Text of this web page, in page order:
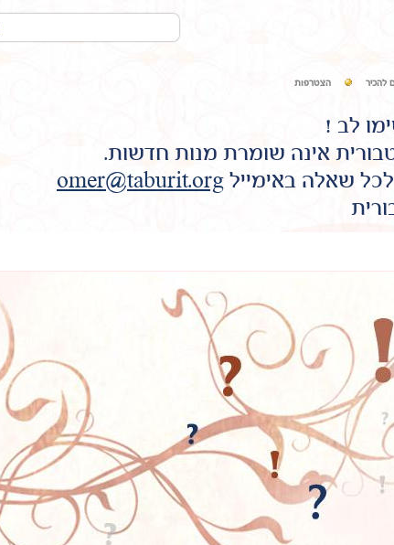
להכיר הצטרפות
לב !
אינה שומרת מנות חדשות.
לכל שאלה באימייל omer@taburit.org